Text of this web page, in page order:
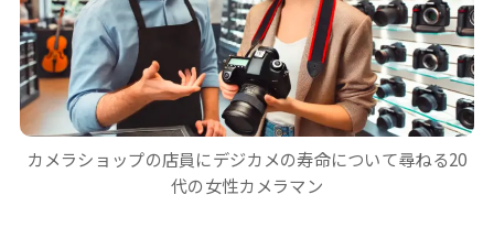
カメラショップの店員にデジカメの寿命について尋ねる20
代の女性カメラマン